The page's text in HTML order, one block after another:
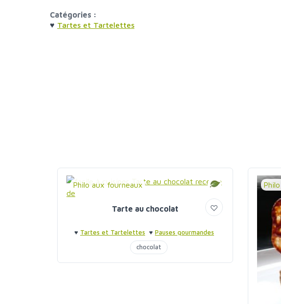
Catégories :
♥ Tartes et Tartelettes
Philo aux fourneaux
Tarte au chocolat
♥ Tartes et Tartelettes ♥ Pauses gourmandes
chocolat